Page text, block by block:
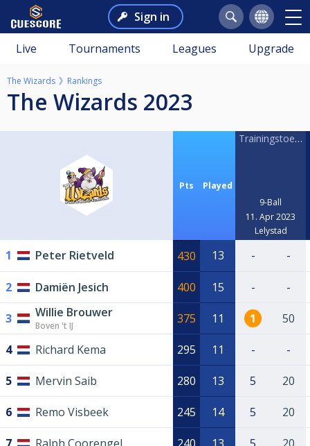
Sign in
Live Tournaments Leagues Upgrade
The Wizards Rankings
The Wizards 2023
Pts Played
Trainingstoernooi
9-Ball
11. Apr 2023
Lelystad
1 Peter Rietveld 430 13 - -
2 Damiën Jesich 400 15 - -
3 Willie Brouwer
Boven 't IJ 375 11 1 50
4 Richard Kema 295 11 - -
5 Mervin Saib 280 13 5 20
6 Remo Visbeek 245 14 5 20